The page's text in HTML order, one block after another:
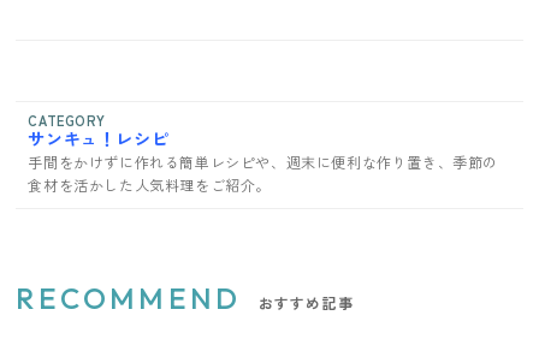
CATEGORY
サンキュ！レシピ
手間をかけずに作れる簡単レシピや、週末に便利な作り置き、季節の
食材を活かした人気料理をご紹介。
RECOMMEND おすすめ記事